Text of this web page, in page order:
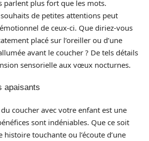
parlent plus fort que les mots.
de petites attentions peut
de ceux-ci. Que diriez-vous
placé sur l’oreiller ou d’une
avant le coucher ? De tels détails
sensorielle aux vœux nocturnes.
apaisants
coucher avec votre enfant est une
sont indéniables. Que ce soit
histoire touchante ou l’écoute d’une